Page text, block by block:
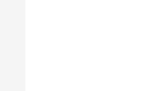
Diese
20. Juni